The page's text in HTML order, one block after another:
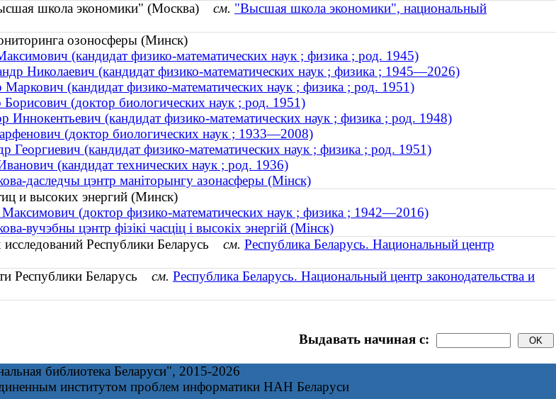
школа экономики" (Москва) см. "Высшая школа экономики", национальный
озоносферы (Минск)
(кандидат физико-математических наук ; физика ; род. 1945)
Николаевич (кандидат физико-математических наук ; физика ; 1945—2026)
(кандидат физико-математических наук ; физика ; род. 1951)
(доктор биологических наук ; род. 1951)
Иннокентьевич (кандидат физико-математических наук ; физика ; род. 1948)
(доктор биологических наук ; 1933—2008)
Георгиевич (кандидат физико-математических наук ; физика ; род. 1951)
(кандидат технических наук ; род. 1936)
даследчы цэнтр маніторынгу азонасферы (Мінск)
и высоких энергий (Минск)
(доктор физико-математических наук ; физика ; 1942—2016)
вучэбны цэнтр фізікі часціц і высокіх энергій (Мінск)
Республики Беларусь см. Республика Беларусь. Национальный центр
Республики Беларусь см. Республика Беларусь. Национальный центр законодательства и
Выдавать начиная с:
библиотека Беларуси", 2015-2026
институтом проблем информатики НАН Беларуси